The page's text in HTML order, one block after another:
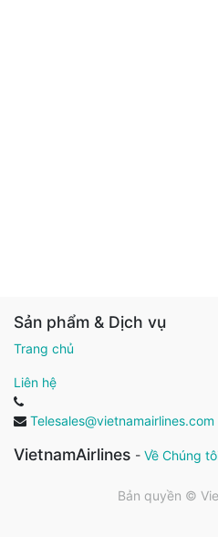
Sản phẩm & Dịch vụ
Trang chủ
Liên hệ
Telesales@vietnamairlines.com
VietnamAirlines - Về Chúng
Bản quyền ©